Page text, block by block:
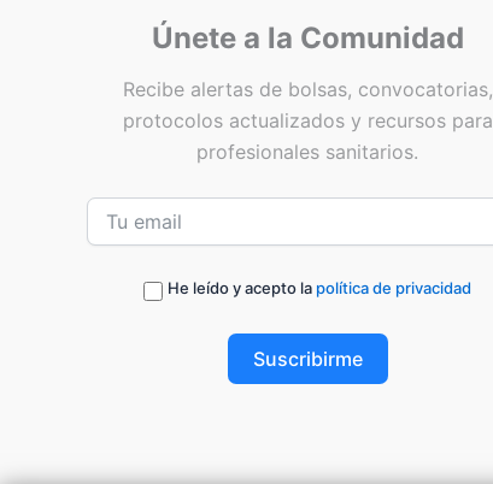
Únete a la Comunidad
Recibe alertas de bolsas, convocatorias,
protocolos actualizados y recursos para
profesionales sanitarios.
He leído y acepto la política de privacidad
Suscribirme